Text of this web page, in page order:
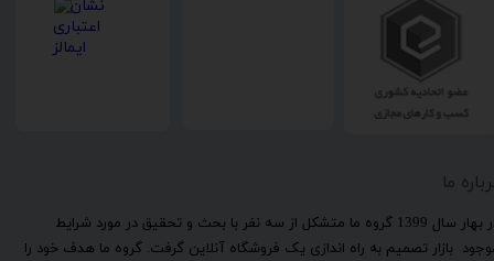
ما
​در بهار سال 1399 گروه ما متشکل از سه نفر با بحث و تحقیق در مورد شرایط
بازار تصمیم به راه اندازی یک فروشگاه آنلاین گرفت. گروه ما هدف خود را